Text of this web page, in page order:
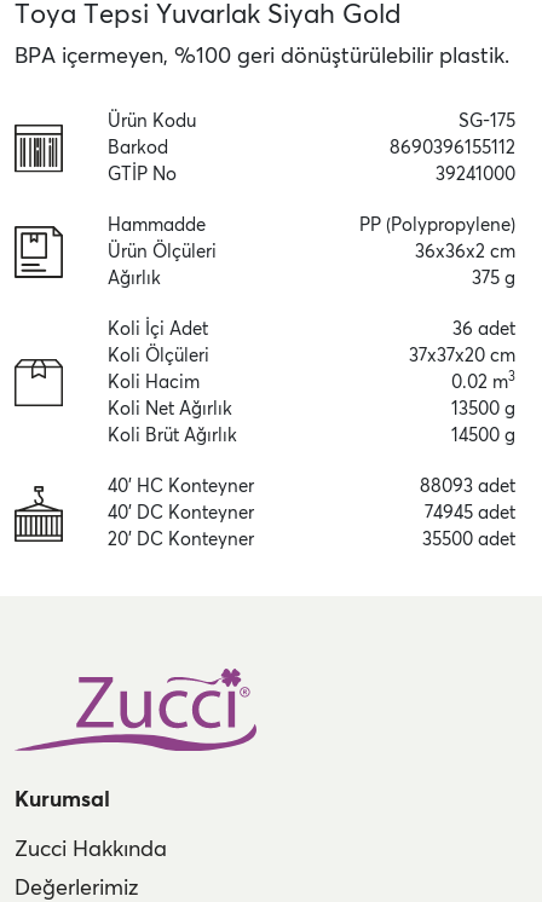
Toya Tepsi Yuvarlak Siyah Gold
BPA içermeyen, %100 geri dönüştürülebilir plastik.
Ürün Kodu
Barkod
GTİP No
SG-175
8690396155112
39241000
Hammadde
Ürün Ölçüleri
Ağırlık
PP (Polypropylene)
36x36x2 cm
375 g
Koli İçi Adet
Koli Ölçüleri
Koli Hacim
Koli Net Ağırlık
Koli Brüt Ağırlık
36 adet
37x37x20 cm
0.02 m3
13500 g
14500 g
40' HC Konteyner
40' DC Konteyner
20' DC Konteyner
88093 adet
74945 adet
35500 adet
Kurumsal
Zucci Hakkında
Değerlerimiz